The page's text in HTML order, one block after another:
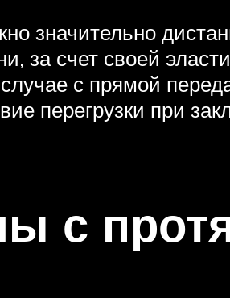
значительно
за счет своей
с прямой
перегрузки при
с